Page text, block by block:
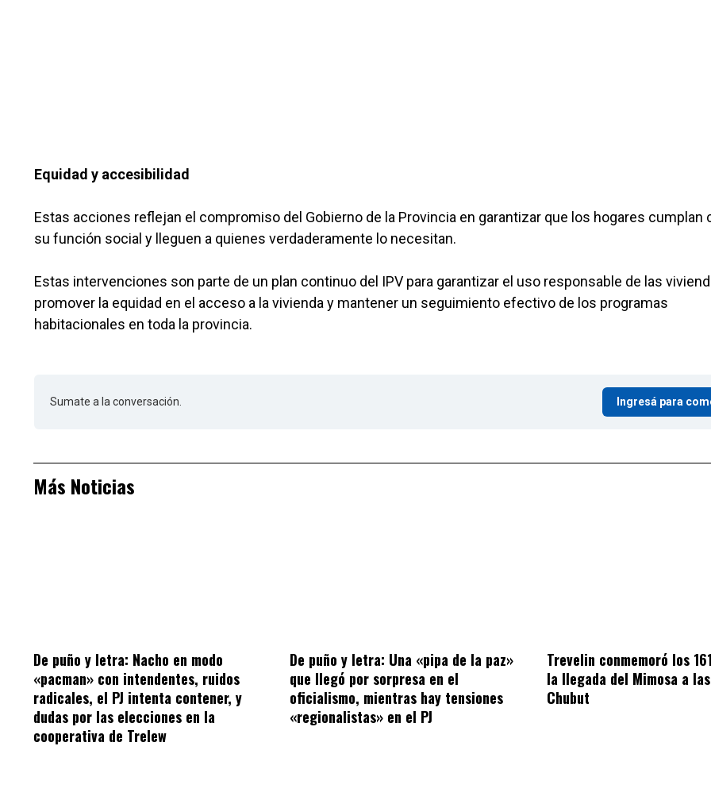
Equidad y accesibilidad
Estas acciones reflejan el compromiso del Gobierno de la Provincia en garantizar que los hogares cumplan
su función social y lleguen a quienes verdaderamente lo necesitan.
Estas intervenciones son parte de un plan continuo del IPV para garantizar el uso responsable de las
promover la equidad en el acceso a la vivienda y mantener un seguimiento efectivo de los programas
habitacionales en toda la provincia.
Sumate a la conversación. Ingresá para
Más Noticias
De puño y letra: Nacho en modo
«pacman» con intendentes, ruidos
radicales, el PJ intenta contener, y
dudas por las elecciones en la
cooperativa de Trelew
De puño y letra: Una «pipa de la paz»
que llegó por sorpresa en el
oficialismo, mientras hay tensiones
«regionalistas» en el PJ
Trevelin conmemoró los
la llegada del Mimosa a
Chubut